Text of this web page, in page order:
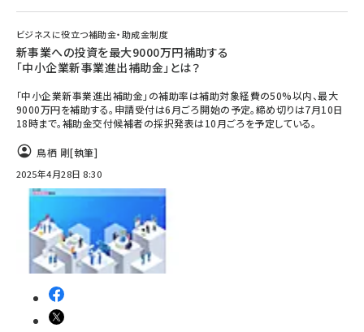
ビジネスに役立つ補助金・助成金制度
新事業への投資を最大9000万円補助する
「中小企業新事業進出補助金」とは？
「中小企業新事業進出補助金」の補助率は補助対象経費の50%以内、最大
9000万円を補助する。申請受付は​6月ごろ開始の予定。締め切りは7月10日
18時まで。補助金交付候補者の採択発表は10月ごろを予定している。
鳥栖 剛[執筆]
2025年4月28日 8:30